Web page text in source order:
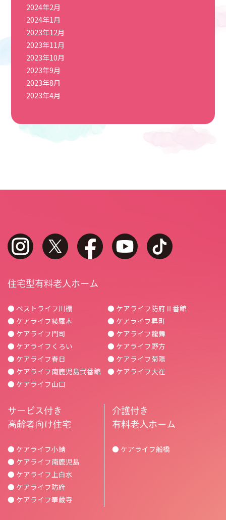
2024年2月
2024年1月
2023年12月
2023年11月
2023年10月
2023年9月
2023年8月
2023年4月
instagram twitter facebook youtube
住宅型有料老人ホーム
● ベストライフ川棚
● ケアライフ綾羅木
● ケアライフ門司
● ケアライフくろい
● ケアライフ春日
● ケアライフ南鹿児島弐番館
● ケアライフ山口
● ケアライフ防府Ⅱ番館
● ケアライフ昇町
● ケアライフ龍舞
● ケアライフ野方
● ケアライフ菊陽
● ケアライフ大在
サービス付き
高齢者向け住宅
● ケアライフ小鯖
● ケアライフ南鹿児島
● ケアライフ上白水
● ケアライフ防府
● ケアライフ華蔵寺
介護付き
有料老人ホーム
● ケアライフ船橋